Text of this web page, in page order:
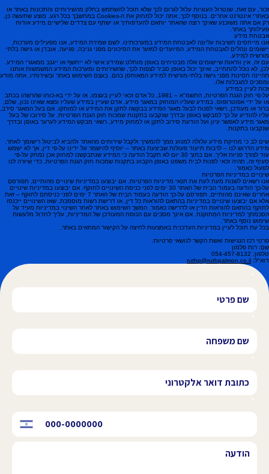
זכור, עם זאת, שנטרול העוגיות עלול לגרום לכך שלא תוכל להשתמש בחלק מהשירותים והתכונות באתר או
באתרי אינטרנט אחרים. בנוסף לכך, אתה יכול למחוק את ה-Cookies במחשבך בכל רגע. מוצע שתעשה כן,
רק אם אתה משוכנע שאינך רוצה שהאתר יותאם להעדפותיך או ישתף עם צדדים שלישיים מידע אודות
פעילותך באתר.
אבטחת מידע
אנו מייחסים חשיבות עליונה לאבטחת המידע במערכותינו. לשם שמירת המידע, אנו מפעילים מערכות,
יישומים ונהלים לאבטחת המידע, המיועדים למזער את הסיכונים מפני גניבה, פגיעה, אובדן או גישה בלתי
מורשית למידע.
עם זה, אין וודאות שיישומים אלה מבטיחים באופן מוחלט שמידע אישי לא ייחשף או ייגנב ממאגרי המידע.
לכן, לא נוכל להתחייב, ואינך יכול באופן סביר לצפות לכך, שהשירותים ומערכות המידע המשמשות אותנו
תהיינה חסינות מפני גישה בלתי-מורשית למידע המאוחסן בהם. בעצם השימוש באתר ובשירותיו, אתה מודע
ומסכים למגבלות אלו.
זכות לעיין במידע
על-פי חוק הגנת הפרטיות, התשמ"א – 1981, כל אדם זכאי לעיין בעצמו, או על ידי בא-כוחו שהרשהו בכתב
או על ידי אפוטרופוס, במידע שעליו המוחזק במאגר מידע. אדם שעיין במידע שעליו ומצא שאינו נכון, שלם,
ברור או מעודכן, רשאי לפנות לבעל מאגר המידע בבקשה לתקן את המידע או למוחקו. אם בעל המאגר סירב,
עליו להודיע על כך למבקש באופן ובדרך שנקבעו בתקנות שמכוח חוק הגנת הפרטיות. על סירובו של בעל
מאגר מידע לאפשר עיון ועל הודעת סירוב לתקן או למחוק מידע, רשאי מבקש המידע לערער באופן ובדרך
שנקבעו בתקנות.
שים לב כי מחיקת מידע עלולה למנוע ממך להמשיך ולקבל שירותים מהאתר ולהביא לביטול רישומך לאתר.
מידע הדרוש לנו – לרבות תיעוד פעולות שביצעת באתר – יוסיף להישמר על ידינו על-פי דין, אך לא ישמש
עוד לצורך פניות אליך. אם בתוך 30 יום לא תקבל הודעה כי המידע שנתבקשנו למחוק אכן נמחק על-פי
סעיף זה, תהיה זכאי לפנות לבית משפט באופן הקבוע בתקנות שמכוח חוק הגנת הפרטיות, כדי שיורה לנו
לפעול כאמור.
שינויים במדיניות הפרטיות
אנו רשאים לשנות מעת לעת את תנאי מדיניות הפרטיות. אם יבוצעו במדיניות שינויים מהותיים, תפורסם
על-כך הודעה בעמוד הבית של האתר 30 ימים לפני כניסת השינויים לתוקף. אם יבוצעו במדיניות שינויים
אחרים שאינם מהותיים, תפורסם על-כך הודעה בעמוד הבית של האתר 7 ימים לפני כניסתם לתוקף – זאת
אלא אם יבוצעו שינויים במדיניות בהתאם להוראות כל דין, או דרישת רשות מוסמכת, שאז השינויים ייכנסו
לתוקף בהתאם להוראות הדין או לדרישה כאמור. המשך השימוש באתר לאחר השינוי במדיניות מעיד על
הסכמתך למדיניות המתוקנת. אם אינך מסכים עם הנוסח המעודכן של המדיניות, עליך לחדול מלעשות
שימוש נוסף באתר.
בכל עת תוכל לעיין במדיניות העדכנית באמצעות לחיצה על הקישור המתאים באתר.
פרטי רכז הנגישות ואשת הקשר לנושאי פרטיות:
שם: רות פלמון
טלפון: 054-457-8132
דוא"ל: ruthp@ruthpalmon.co.il